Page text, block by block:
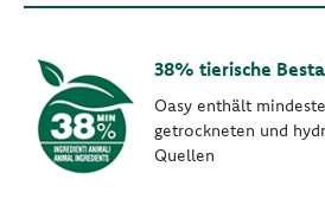
38% tierische
Oasy enthält
getrockneten und
Quellen